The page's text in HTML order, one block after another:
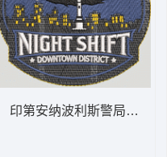
印第安纳波利斯警局夜班